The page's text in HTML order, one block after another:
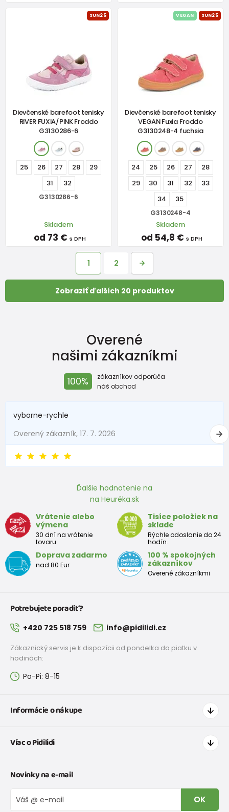
SUN25
Dievčenské barefoot tenisky
RIVER FUXIA/PINK Froddo
G3130286-6
25 26 27 28
29
31
32
G3130286-6
Skladem
od 73 € s DPH
VEGAN SUN25
Dievčenské barefoot tenisky
VEGAN Fuxia Froddo
G3130248-4 fuchsia
24 25 26 27
28
29
30 31 32
33
34
35
G3130248-4
Skladem
od 54,8 € s DPH
1 2
Zobraziť ďalších 20 produktov
Overené
našimi zákazníkmi
100%
zákazníkov odporúča
náš obchod
vyborne-rychle
Overený zákazník, 17. 7. 2026
Ďalšie hodnotenie na
na Heuréka.sk
Vrátenie alebo
výmena
30 dní na vrátenie
tovaru
Tisíce položiek na
sklade
Rýchle odoslanie do 24
hodín.
Doprava zadarmo
nad 80 Eur
100 % spokojných
zákazníkov
Overené zákazníkmi
Potrebujete poradiť?
+420 725 518 759 info@pidilidi.cz
Zákaznický servis je k dispozícii od pondelka do piatku v
hodinách:
Po-Pi: 8-15
Informácie o nákupe
Doprava a platba
Tabuľka veľkostí obuvi
Vrátenie tovaru a reklamacie
Reklamačný poriadok
Víac o Pidilidi
O nás
Blog
Veľkoobchod PiDiLiDi
Novinky na e-mail
OK